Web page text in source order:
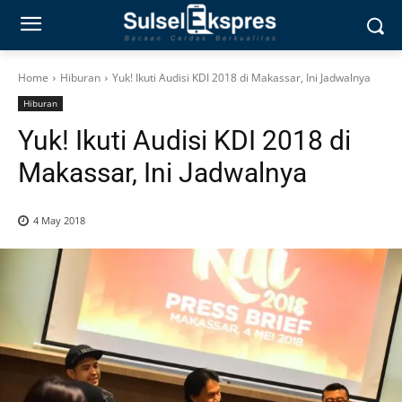
Home Hiburan Yuk! Ikuti Audisi KDI 2018 di Makassar, Ini Jadwalnya
Hiburan
Yuk! Ikuti Audisi KDI 2018 di
Makassar, Ini Jadwalnya
4 May 2018